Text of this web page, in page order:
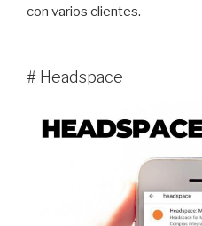
con varios clientes.
# Headspace